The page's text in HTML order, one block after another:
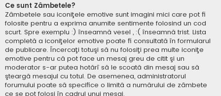
Ce sunt Zâmbetele?
Zâmbetele sau iconiţele emotive sunt imagini mici care pot fi
folosite pentru a exprima anumite sentimente folosind un cod
scurt. Spre exemplu :) înseamnă vesel , :( înseamnă trist. Lista
completă a iconiţelor emotive poate fi consultată în formularul
de publicare. Încercaţi totuşi să nu folosiţi prea multe iconiţe
emotive pentru că pot face un mesaj greu de citit şi un
moderator s-ar putea hotărî să le scoată din mesaj sau să
şteargă mesajul cu totul. De asemenea, administratorul
forumului poate să specifice o limită a numărului de zâmbete
ce se pot folosi în cadrul unui mesaj.